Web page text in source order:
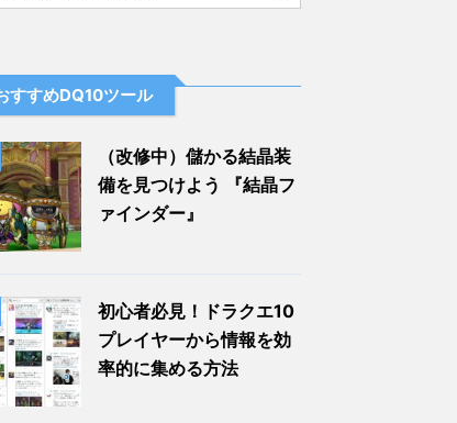
すすめDQ10ツール
（改修中）儲かる結晶装
備を見つけよう 『結晶フ
ァインダー』
初心者必見！ドラクエ10
プレイヤーから情報を効
率的に集める方法